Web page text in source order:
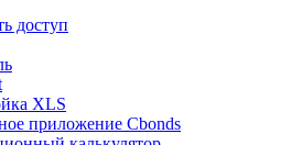
доступ
XLS
приложение Cbonds